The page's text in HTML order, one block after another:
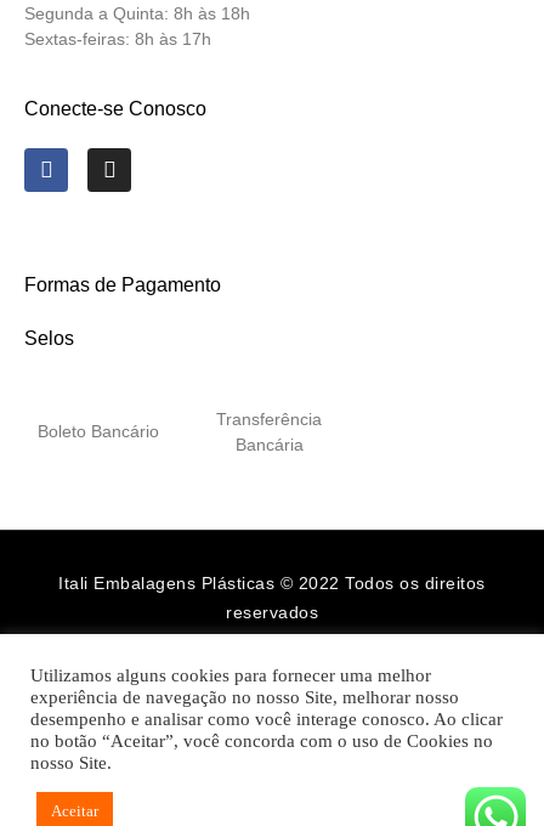
Segunda a Quinta: 8h às 18h
Sextas-feiras: 8h às 17h
Conecte-se Conosco
Formas de Pagamento
Selos
Boleto Bancário
Transferência
Bancária
Itali Embalagens Plásticas © 2022 Todos os direitos
reservados
Utilizamos alguns cookies para fornecer uma melhor
experiência de navegação no nosso Site, melhorar nosso
desempenho e analisar como você interage conosco. Ao clicar
no botão “Aceitar”, você concorda com o uso de Cookies no
nosso Site.
Aceitar